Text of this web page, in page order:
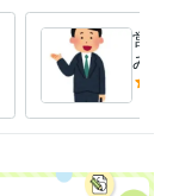
営業
み相
なし